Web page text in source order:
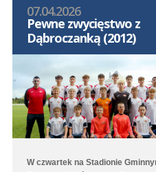
07.04.2026
Pewne zwycięstwo z
Dąbroczanką (2012)
W czwartek na Stadionie